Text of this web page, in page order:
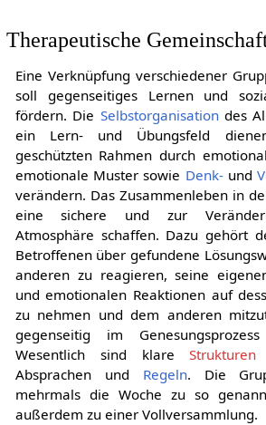
Therapeutische
Eine Verknüpfung verschiedener
soll gegenseitiges Lernen und
fördern. Die Selbstorganisationdes
ein Lern- und Übungsfeld
geschützten Rahmen durch
emotionale Muster sowie Denk-und
verändern. Das Zusammenleben in
eine sichere und zur
Atmosphäre schaffen. Dazu gehört
Betroffenen über gefundene
anderen zu reagieren, seine
und emotionalen Reaktionen auf
zu nehmen und dem anderen
gegenseitig im
Wesentlich sind klareStrukturen
Absprachen und Regeln. Die
mehrmals die Woche zu so
außerdem zu einer Vollversammlung.